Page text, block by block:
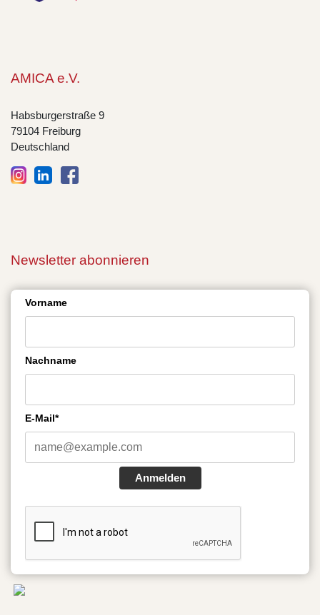
AMICA e.V.
Habsburgerstraße 9
79104 Freiburg
Deutschland
Newsletter abonnieren
Vorname
Nachname
E-Mail*
Anmelden